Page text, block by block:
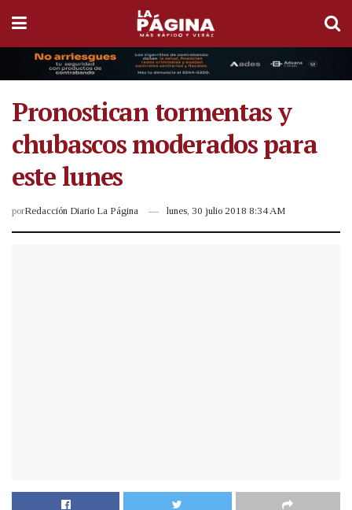
Pronostican tormentas y
chubascos moderados para
este lunes
porRedacción Diario La Página lunes, 30 julio 2018 8:34 AM